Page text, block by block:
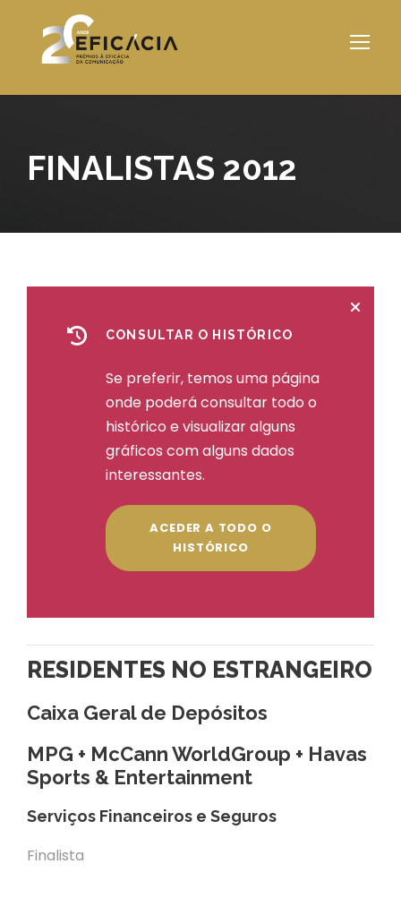
FINALISTAS 2012
CONSULTAR O HISTÓRICO
Se preferir, temos uma página
onde poderá consultar todo o
histórico e visualizar alguns
gráficos com alguns dados
interessantes.
ACEDER A TODO O
HISTÓRICO
RESIDENTES NO ESTRANGEIRO
Caixa Geral de Depósitos
MPG + McCann WorldGroup + Havas
Sports & Entertainment
Serviços Financeiros e Seguros
Finalista